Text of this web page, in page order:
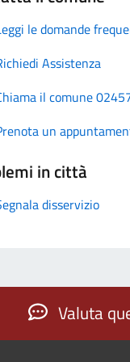
le domande
Assistenza
il comune
un
in città
disservizio
Valuta